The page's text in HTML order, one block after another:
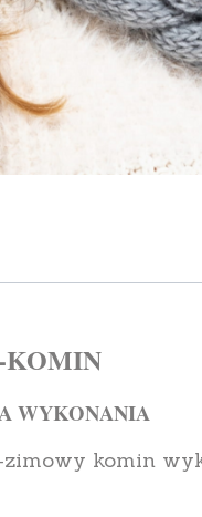
WYKONANIA
zimowy komin